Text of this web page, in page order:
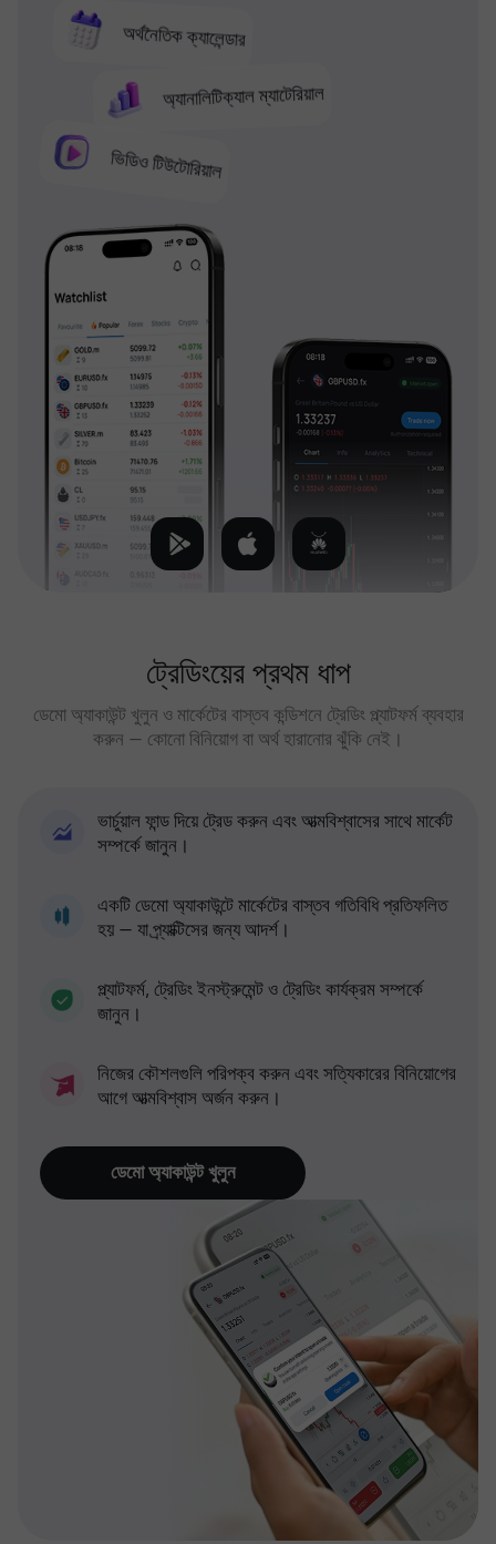
অর্থনৈতিক ক্যালেন্ডার
অ্যানালিটিক্যাল ম্যাটেরিয়াল
ভিডিও টিউটোরিয়াল
ট্রেডিংয়ের প্রথম ধাপ
ডেমো অ্যাকাউন্ট খুলুন ও মার্কেটের বাস্তব কন্ডিশনে ট্রেডিং প্ল্যাটফর্ম ব্যবহার
করুন — কোনো বিনিয়োগ বা অর্থ হারানোর ঝুঁকি নেই।
ভার্চুয়াল ফান্ড দিয়ে ট্রেড করুন এবং আত্মবিশ্বাসের সাথে মার্কেট
সম্পর্কে জানুন।
একটি ডেমো অ্যাকাউন্টে মার্কেটের বাস্তব গতিবিধি প্রতিফলিত
হয় — যা প্র্যাক্টিসের জন্য আদর্শ।
প্ল্যাটফর্ম, ট্রেডিং ইনস্ট্রুমেন্ট ও ট্রেডিং কার্যক্রম সম্পর্কে
জানুন।
নিজের কৌশলগুলি পরিপক্ব করুন এবং সত্যিকারের বিনিয়োগের
আগে আত্মবিশ্বাস অর্জন করুন।
ডেমো অ্যাকাউন্ট খুলুন